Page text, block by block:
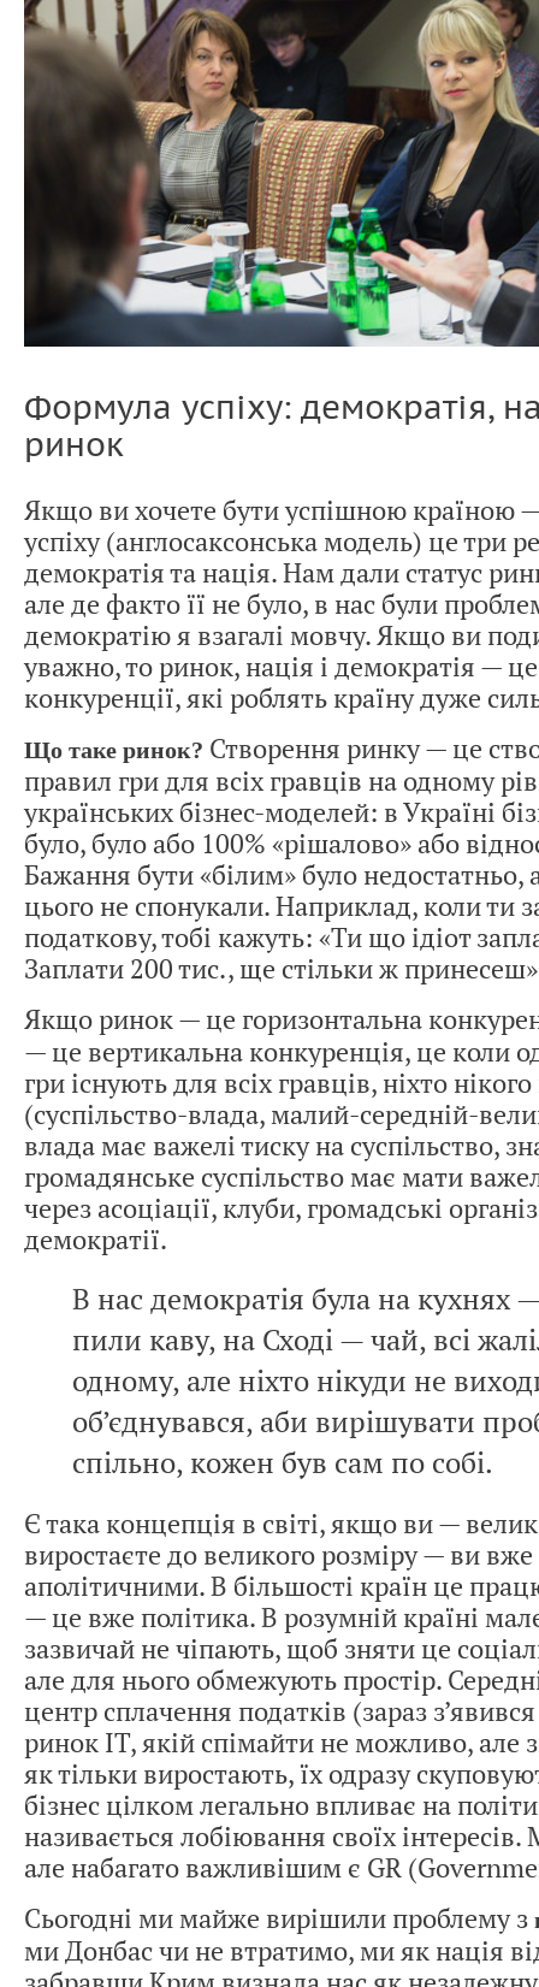
Формула успіху: демократія,
ринок
Якщо ви хочете бути успішною країною
успіху (англосаксонська модель) це три
демократія та нація. Нам дали статус
але де факто її не було, в нас були
демократію я взагалі мовчу. Якщо ви
уважно, то ринок, нація і демократія —
конкуренції, які роблять країну дуже
Що таке ринок? Створення ринку — це
правил гри для всіх гравців на одному
українських бізнес-моделей: в Україні
було, було або 100% «рішалово» або
Бажання бути «білим» було
цього не спонукали. Наприклад, коли ти
податкову, тобі кажуть: «Ти що ідіот
Заплати 200 тис., ще стільки ж
Якщо ринок — це горизонтальна
— це вертикальна конкуренція, це коли
гри існують для всіх гравців, ніхто
(суспільство-влада, малий-середній-
влада має важелі тиску на суспільство,
громадянське суспільство має мати
через асоціації, клуби, громадські
демократії.
В нас демократія була на кухнях
пили каву, на Сході — чай, всі
одному, але ніхто нікуди не
об’єднувався, аби вирішувати
спільно, кожен був сам по собі.
Є така концепція в світі, якщо ви —
виростаєте до великого розміру — ви
аполітичними. В більшості країн це
— це вже політика. В розумній країні
зазвичай не чіпають, щоб зняти це
але для нього обмежують простір.
центр сплачення податків (зараз
ринок IT, якій спімайти не можливо, але
як тільки виростають, їх одразу
бізнес цілком легально впливає на
називається лобіювання своїх
але набагато важливішим є GR
Сьогодні ми майже вирішили проблему з
ми Донбас чи не втратимо, ми як нація